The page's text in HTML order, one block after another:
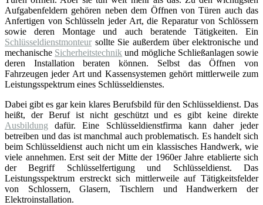
Aufgabenfeldern gehören neben dem Öffnen von Türen auch das
Anfertigen von Schlüsseln jeder Art, die Reparatur von Schlössern
sowie deren Montage und auch beratende Tätigkeiten. Ein
Schlüsseldienstmonteur sollte Sie außerdem über elektronische und
mechanische Sicherheitstechnik und mögliche Schließanlagen sowie
deren Installation beraten können. Selbst das Öffnen von
Fahrzeugen jeder Art und Kassensystemen gehört mittlerweile zum
Leistungsspektrum eines Schlüsseldienstes.
Dabei gibt es gar kein klares Berufsbild für den Schlüsseldienst. Das
heißt, der Beruf ist nicht geschützt und es gibt keine direkte
Ausbildung dafür. Eine Schlüsseldienstfirma kann daher jeder
betreiben und das ist manchmal auch problematisch. Es handelt sich
beim Schlüsseldienst auch nicht um ein klassisches Handwerk, wie
viele annehmen. Erst seit der Mitte der 1960er Jahre etablierte sich
der Begriff Schlüsselfertigung und Schlüsseldienst. Das
Leistungsspektrum erstreckt sich mittlerweile auf Tätigkeitsfelder
von Schlossern, Glasern, Tischlern und Handwerkern der
Elektroinstallation.